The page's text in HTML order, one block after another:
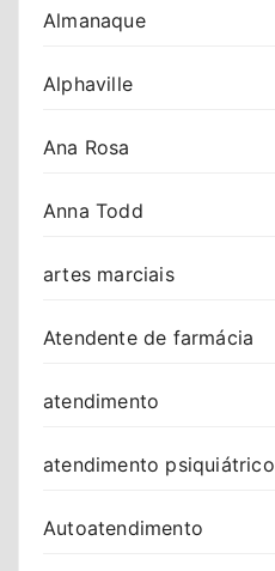
Almanaque
Alphaville
Ana Rosa
Anna Todd
artes marciais
Atendente de farmácia
atendimento
atendimento psiquiátrico
Autoatendimento